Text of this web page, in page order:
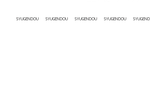
SYUGENDOU SYUGENDOU SYUGENDOU SYUGENDOU